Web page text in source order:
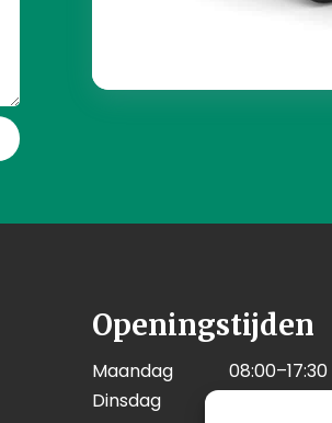
Openingstijden
Maandag
08:00–17:30
Dinsdag